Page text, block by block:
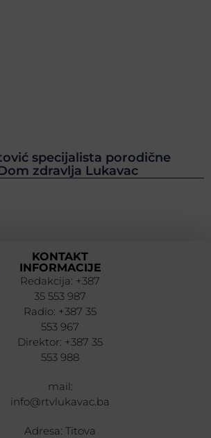
specijalista porodične
zdravlja Lukavac
KONTAKT
INFORMACIJE
Redakcija: +387
35 553 987
Radio: +387 35
553 967
Direktor: +387 35
553 988
mail:
info@rtvlukavac.ba
Adresa: Titova